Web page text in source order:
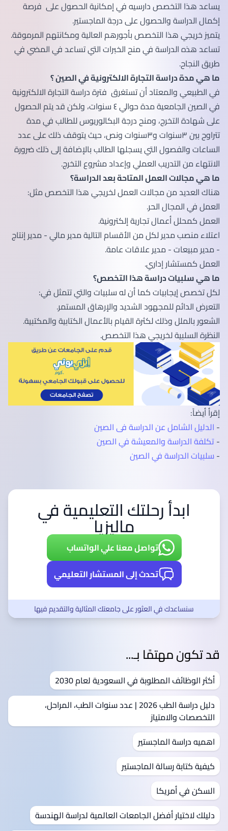
يساعد هذا التخصص دارسيه في إمكانية الحصول على فرصة
إكمال الدراسة والحصول على درجة الماجستير.
يتميز خريجي هذا التخصص بأجورهم العالية ومكانتهم المرموقة.
تساعد هذه الدراسة في منح الخبرات التي تساعد في المضي في
طريق النجاح.
ما هي مدة دراسة التجارة الالكترونية في الصين ؟
في الطبيعي والمعتاد أن تستغرق فترة دراسة التجارة الالكترونية
في الصين الجامعية مدة حوالي ٤ سنوات، ولكن قد يتم الحصول
على شهادة التخرج، ومنح درجة البكالوريوس للطالب في مدة
تتراوح بين ٣سنوات و٣سنوات ونص، حيث يتوقف ذلك على عدد
الساعات والفصول التي يسجلها الطالب بالإضافة إلى ذلك ضرورة
الانتهاء من التدريب العملي وإعداد مشروع التخرج.
ما هي مجالات العمل المتاحة بعد الدراسة؟
هناك العديد من مجالات العمل لخريجي هذا التخصص مثل:
العمل في المجال الحر.
العمل كمحلل أعمال تجارية إلكترونية.
اعتلاء منصب مدير لكل من الأقسام التالية مدير مالي - مدير إنتاج
- مدير مبيعات - مدير علاقات عامة.
العمل كمستشار إداري.
ما هي سلبيات دراسة هذا التخصص؟
لكل تخصص إيجابيات كما أن له سلبيات والتي تتمثل في:
التعرض الدائم للمجهود الشديد والإرهاق المستمر.
الشعور بالملل وذلك لكثرة القيام بالأعمال الكتابية والمكتبية.
النظرة السلبية لخريجي هذا التخصص.
إقرأ أيضاً:
- الدليل الشامل عن الدراسة فى الصين
-تكلفة الدراسة والمعيشة في الصين
-سلبيات الدراسة في الصين
ابدأ رحلتك التعليمية في
ماليزيا
تواصل معنا علي الواتساب
تحدث إلى المستشار التعليمي
سنساعدك في العثور على جامعتك المثالية والتقديم فيها
قد تكون مهتمًا بـ...
أكثر الوظائف المطلوبة في السعودية لعام 2030
دليل دراسة الطب 2026 | عدد سنوات الطب، المراحل،
التخصصات والامتياز
اهميه دراسة الماجستير
كيفية كتابة رسالة الماجستير
السكن في أمريكا
دليلك لاختيار أفضل الجامعات العالمية لدراسة الهندسة